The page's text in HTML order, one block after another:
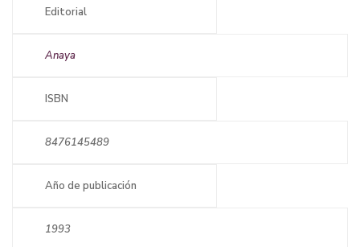
Editorial
Anaya
ISBN
8476145489
Año de publicación
1993